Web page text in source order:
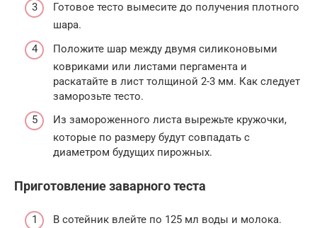
Готовое тесто вымесите до получения плотного
шара.
Положите шар между двумя силиконовыми
ковриками или листами пергамента и
раскатайте в лист толщиной 2-3 мм. Как следует
заморозьте тесто.
Из замороженного листа вырежьте кружочки,
которые по размеру будут совпадать с
диаметром будущих пирожных.
Приготовление заварного теста
В сотейник влейте по 125 мл воды и молока.